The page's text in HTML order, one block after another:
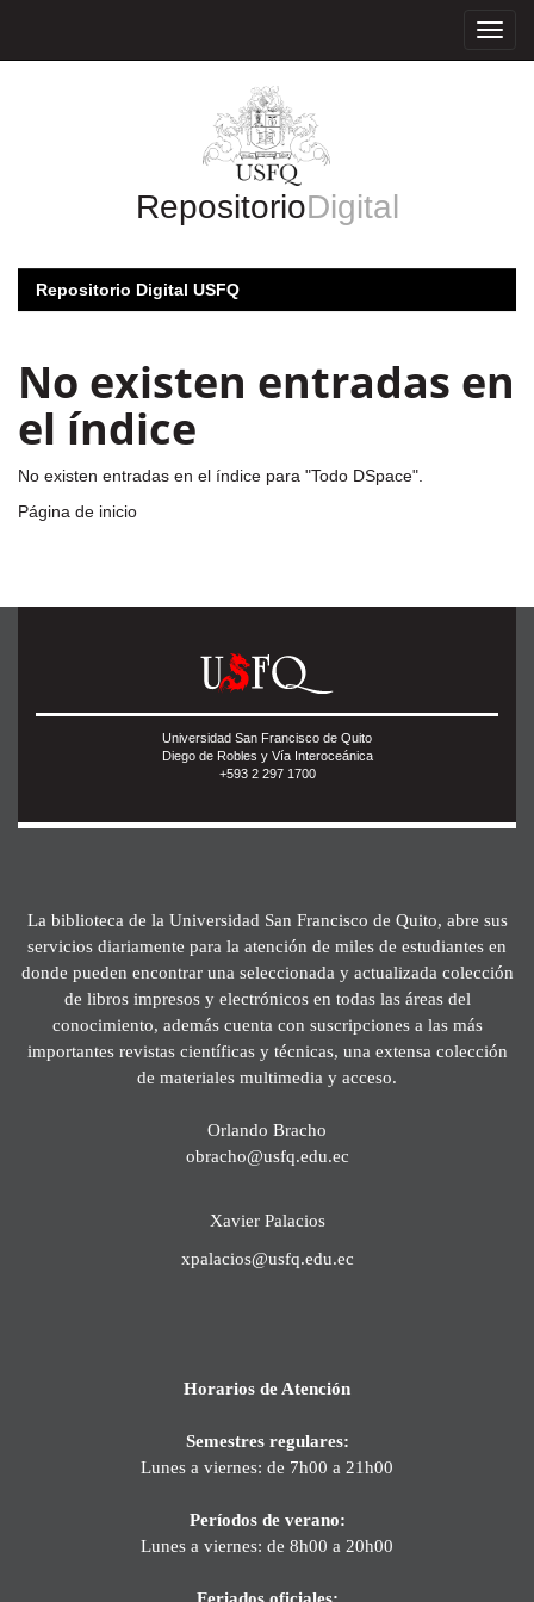
RepositorioDigital
Repositorio Digital USFQ
No existen entradas en
el índice
No existen entradas en el índice para "Todo DSpace".
Página de inicio
Universidad San Francisco de Quito
Diego de Robles y Vía Interoceánica
+593 2 297 1700
La biblioteca de la Universidad San Francisco de Quito, abre sus
servicios diariamente para la atención de miles de estudiantes en
donde pueden encontrar una seleccionada y actualizada colección
de libros impresos y electrónicos en todas las áreas del
conocimiento, además cuenta con suscripciones a las más
importantes revistas científicas y técnicas, una extensa colección
de materiales multimedia y acceso.
Orlando Bracho
obracho@usfq.edu.ec
Xavier Palacios
xpalacios@usfq.edu.ec
Horarios de Atención
Semestres regulares:
Lunes a viernes: de 7h00 a 21h00
Períodos de verano:
Lunes a viernes: de 8h00 a 20h00
Feriados oficiales: